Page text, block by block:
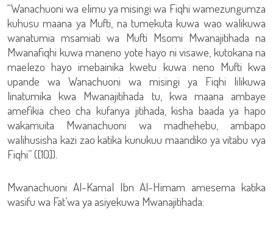
“Wanachuoni wa elimu ya misingi wa Fiqhi wamezungumza
kuhusu maana ya Mufti, na tumekuta kuwa wao walikuwa
wanatumia msamiati wa Mufti Msomi Mwanajitihada na
Mwanafiqhi kuwa maneno yote hayo ni visawe, kutokana na
maelezo hayo imebainika kwetu kuwa neno Mufti kwa
upande wa Wanachuoni wa misingi ya Fiqhi lilikuwa
linatumika kwa Mwanajitihada tu, kwa maana ambaye
amefikia cheo cha kufanya jitihada, kisha baada ya hapo
wakamuita Mwanachuoni wa madhehebu, ambapo
walihusisha kazi zao katika kunukuu maandiko ya vitabu vya
Fiqhi” ([10]).
Mwanachuoni Al-Kamal Ibn Al-Himam amesema katika
wasifu wa Fat’wa ya asiyekuwa Mwanajitihada: